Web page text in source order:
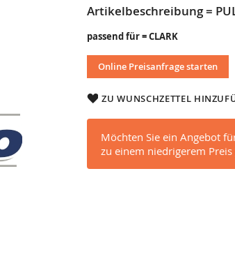
Artikelbeschreibung =
passend für = CLARK
Online Preisanfrage starten
ZU WUNSCHZETTEL
Möchten Sie ein Angebot
zu einem niedrigerem Preis